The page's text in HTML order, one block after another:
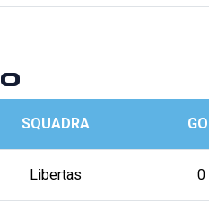
SQUADRA
Libertas 0